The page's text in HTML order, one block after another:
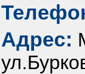
Адрес: